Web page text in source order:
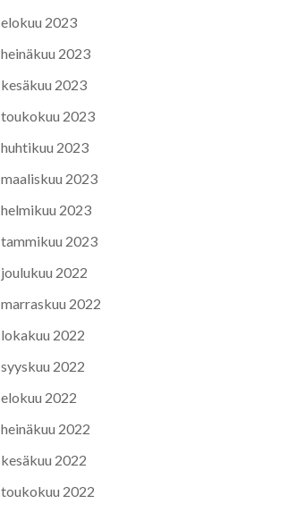
elokuu 2023
heinäkuu 2023
kesäkuu 2023
toukokuu 2023
huhtikuu 2023
maaliskuu 2023
helmikuu 2023
tammikuu 2023
joulukuu 2022
marraskuu 2022
lokakuu 2022
syyskuu 2022
elokuu 2022
heinäkuu 2022
kesäkuu 2022
toukokuu 2022